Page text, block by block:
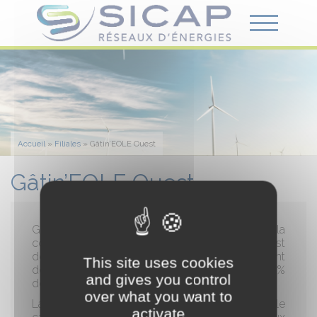
Accueil » Filiales » Gâtin’EOLE Ouest
Gâtin’EOLE Ouest
Gâtin’EOLE Ouest porte un projet éolien sur la
commune de Beaune la Rolande. La société est
détenue à 100% par la SICAP. Le développement
de ce parc est assuré par Imagin’ERe (filiale à 70%
de la SICAP).
La SICAP propose, pour ce projet, d’ouvrir le
This site uses cookies
and gives you control
over what you want to
activate